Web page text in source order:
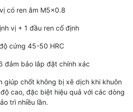
có ren âm M5x0.8
vị + 1 đầu ren cố định
cứng 45-50 HRC
đảm bảo lắp đặt chính xác
giúp chốt không bị xê dịch khi khuôn
cao, đặc biệt hiệu quả với các dòng
trì nhiều lần.